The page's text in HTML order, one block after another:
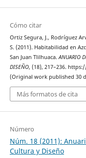
Cómo citar
Ortiz Segura, J., Rodríguez
S. (2011). Habitabilidad en
San Juan Tlilhuaca.ANUARIO
DISEÑO, (18), 217–236.
(Original work published 30
Más formatos de cita
Número
Núm. 18 (2011):
Cultura y Diseño